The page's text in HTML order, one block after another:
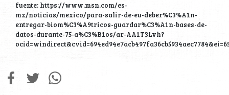
fuente: https://www.msn.com/es-
mx/noticias/mexico/para-salir-de-eu-deber%C3%A1n-
entregar-biom%C3%A9tricos-guardar%C3%A1n-bases-de-
datos-durante-75-a%C3%B1os/ar-AA1T3Lvh?